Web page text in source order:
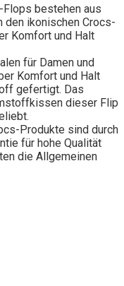
bestehen aus
ikonischen Crocs-
Komfort und Halt
für Damen und
Komfort und Halt
gefertigt. Das
dieser Flip
Produkte sind durch
für hohe Qualität
die Allgemeinen